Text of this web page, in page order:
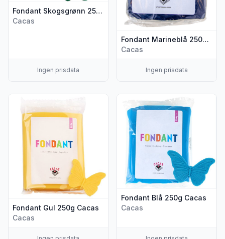
Fondant Skogsgrønn 250g
Cacas
Ingen prisdata
Fondant Marineblå 250g Cacas
Cacas
Ingen prisdata
Fondant Gul 250g Cacas
Cacas
Vis flere detaljer for produktet "Fondant Gul 250g Cacas"
Fondant Blå 250g Cacas
Cacas
Vis flere detaljer for